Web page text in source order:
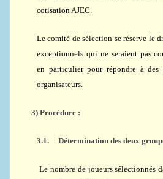
cotisation AJEC.
Le comité de sélection se réserve le
exceptionnels qui ne seraient pas
en particulier pour répondre à des
organisateurs.
3) Procédure :
3.1. Détermination des deux
Le nombre de joueurs sélectionnés